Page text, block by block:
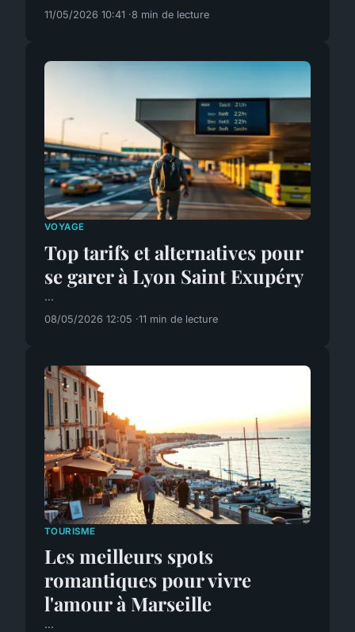
11/05/2026 10:41 8 min de lecture
VOYAGE
Top tarifs et alternatives pour
se garer à Lyon Saint Exupéry
...
08/05/2026 12:05 11 min de lecture
TOURISME
Les meilleurs spots
romantiques pour vivre
l'amour à Marseille
...